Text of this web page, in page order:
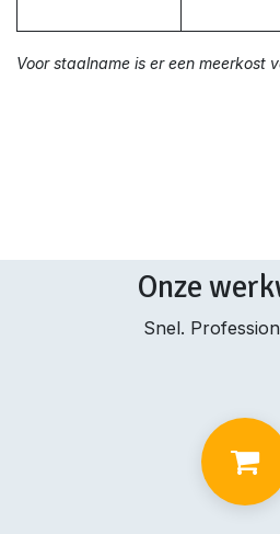
Voor staalname is er een meerkost
Onze
Snel.